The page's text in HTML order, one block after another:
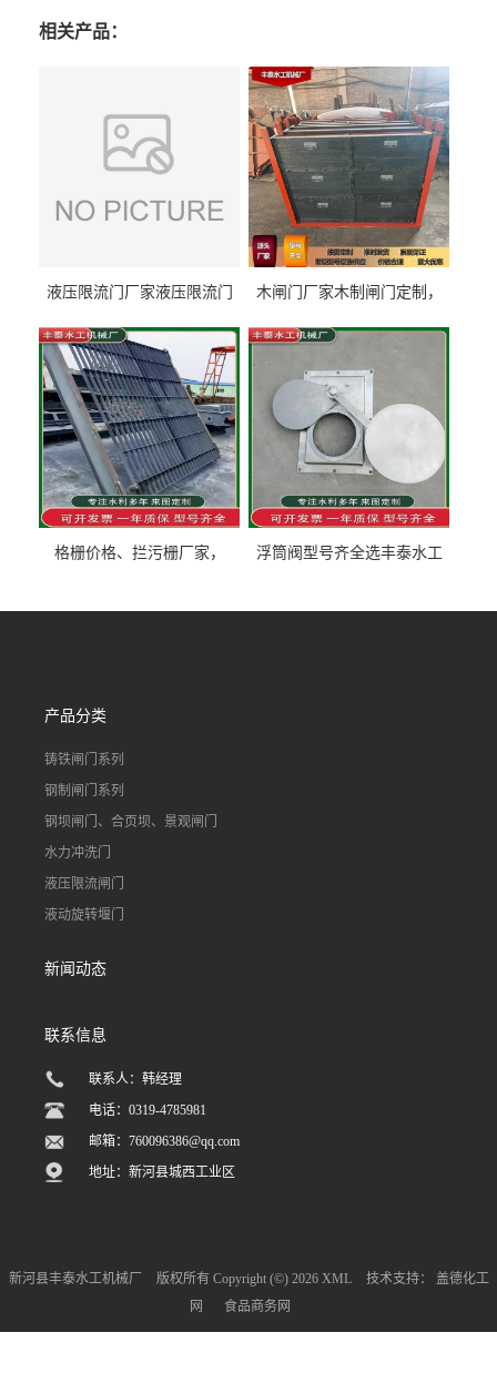
相关产品：
液压限流门厂家液压限流门
泰制造
木闸门厂家木制闸门定制，
型号齐全
格栅价格、拦污栅厂家，
浮筒阀型号齐全选丰泰水工
道水库电站污水处理钢制闸
产品分类
铸铁闸门系列
钢制闸门系列
钢坝闸门、合页坝、景观闸门
水力冲洗门
液压限流闸门
液动旋转堰门
新闻动态
联系信息
联系人：韩经理
电话：0319-4785981
邮箱：760096386@qq.com
地址：新河县城西工业区
新河县丰泰水工机械厂 版权所有 Copyright (©) 2026 XML 技术支持：
盖德化工
网
食品商务网